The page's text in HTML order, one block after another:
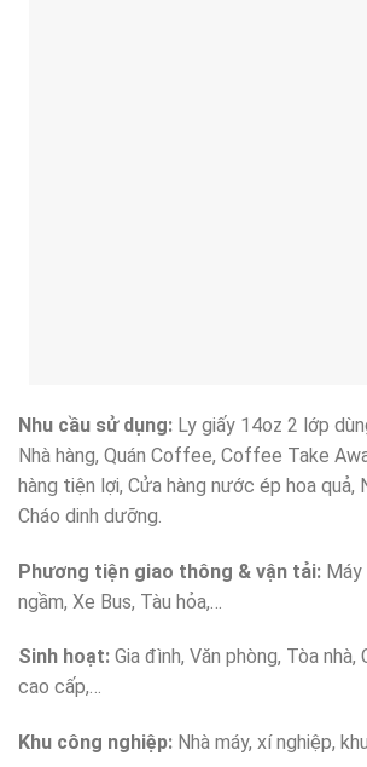
Nhu cầu sử dụng: Ly giấy 14oz 2 lớp
Nhà hàng, Quán Coffee, Coffee Take
hàng tiện lợi, Cửa hàng nước ép hoa quả,
Cháo dinh dưỡng.
Phương tiện giao thông & vận tải: Máy
ngầm, Xe Bus, Tàu hỏa,…
Sinh hoạt: Gia đình, Văn phòng, Tòa nhà,
cao cấp,…
Khu công nghiệp: Nhà máy, xí nghiệp,